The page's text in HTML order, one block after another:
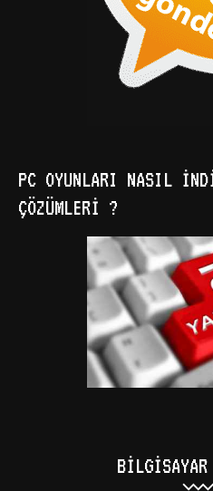
PC OYUNLARI NASIL
ÇÖZÜMLERI ?
BILGISAYAR